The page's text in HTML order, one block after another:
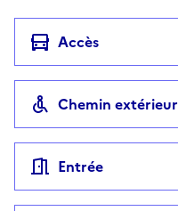
Accès
Chemin extérieur
Entrée